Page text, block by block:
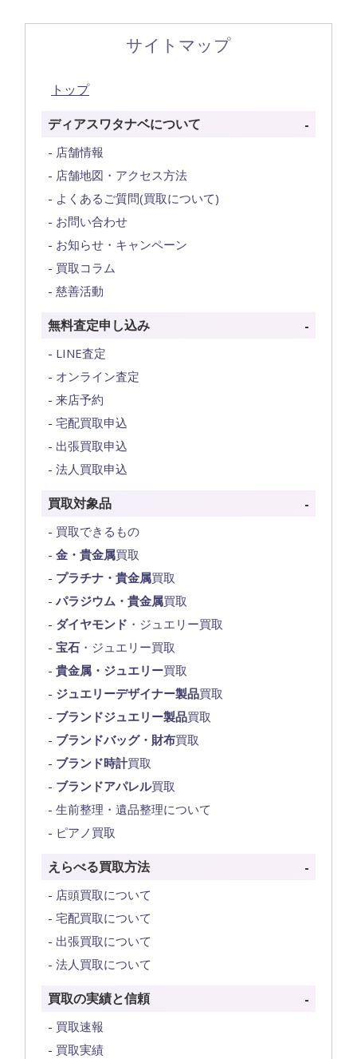
サイトマップ
トップ
ディアスワタナベについて
店舗情報
店舗地図・アクセス方法
よくあるご質問(買取について)
お問い合わせ
お知らせ・キャンペーン
買取コラム
慈善活動
無料査定申し込み
LINE査定
オンライン査定
来店予約
宅配買取申込
出張買取申込
法人買取申込
買取対象品
買取できるもの
金・貴金属買取
プラチナ・貴金属買取
パラジウム・貴金属買取
ダイヤモンド ・ジュエリー買取
宝石 ・ジュエリー買取
貴金属・ジュエリー買取
ジュエリーデザイナー製品買取
ブランドジュエリー製品買取
ブランドバッグ・財布買取
ブランド時計買取
ブランドアパレル買取
生前整理・遺品整理について
ピアノ買取
えらべる買取方法
店頭買取について
宅配買取について
出張買取について
法人買取について
買取の実績と信頼
買取速報
買取実績